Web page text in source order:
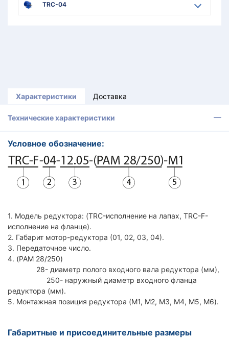
TRC-04
Характеристики Доставка
Технические характеристики
Условное обозначение:
1. Модель редуктора: (TRC-исполнение на лапах, TRC-F-
исполнение на фланце).
2. Габарит мотор-редуктора (01, 02, 03, 04).
3. Передаточное число.
4. (PAM 28/250)
28- диаметр полого входного вала редуктора (мм),
250- наружный диаметр входного фланца
редуктора (мм).
5. Монтажная позиция редуктора (M1, M2, M3, M4, M5, M6).
Габаритные и присоединительные размеры